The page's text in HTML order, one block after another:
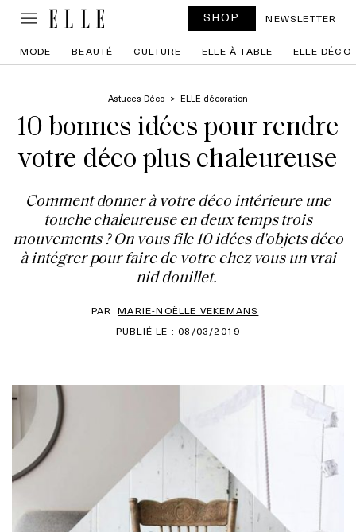
SHOP NEWSLETTER
MODE BEAUTÉ CULTURE ELLE À TABLE ELLE DÉCO
Astuces Déco ELLE décoration
10 bonnes idées pour rendre
votre déco plus chaleureuse
Comment donner à votre déco intérieure une
touche chaleureuse en deux temps trois
mouvements ? On vous file 10 idées d'objets déco
à intégrer pour faire de votre chez vous un vrai
nid douillet.
PAR MARIE-NOËLLE VEKEMANS
PUBLIÉ LE : 08/03/2019